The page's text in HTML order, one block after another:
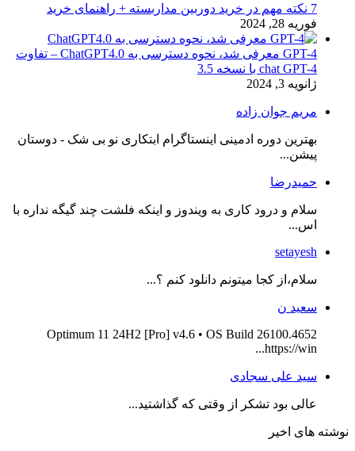
7 نکته مهم در خرید دوربین مداربسته + راهنمای خرید
فوریه 28, 2024
GPT-4 معرفی شد، نحوه دسترسی به ChatGPT4.0 – تفاوت
chat GPT-4 با نسخه 3.5
ژانویه 3, 2024
مریم جوان زاده
بهترین دوره ادمینی اینستاگرام ابتکاری نو بی شک - دوستان
پیشن...
حمیدرضا
سلام و درود کاری به ویندوز و اینکه فلشت چند گیگه نداره با
اس...
setayesh
سلام،از کجا میتونم دانلود کنم ؟...
سعید ن
Optimum 11 24H2 [Pro] v4.6 • OS Build 26100.4652
https://win...
سید علی سجادی
عالی بود تشکر از وقتی که گذاشتید...
نوشته های اخیر